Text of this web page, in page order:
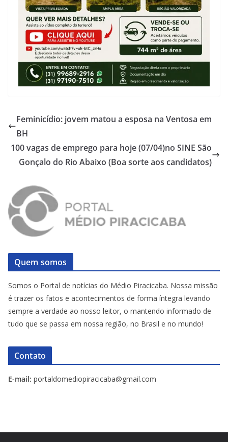
Feminicídio: jovem matou a esposa na Ventosa em
BH
100 vagas de emprego para hoje (07/04)no SINE São
Gonçalo do Rio Abaixo (Boa sorte aos candidatos)
Quem somos
Somos o Portal de notícias do Médio Piracicaba. Nossa missão
é trazer os fatos e acontecimentos de forma íntegra levando
sempre a verdade ao nosso leitor, o mantendo informado de
tudo que se passa em nossa região, no Brasil e no mundo!
Contato
E-mail: portaldomediopiracicaba@gmail.com